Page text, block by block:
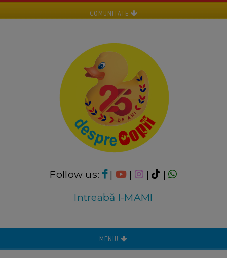
COMUNITATE
Follow us: | | |
|
Intreabă I-MAMI
MENIU